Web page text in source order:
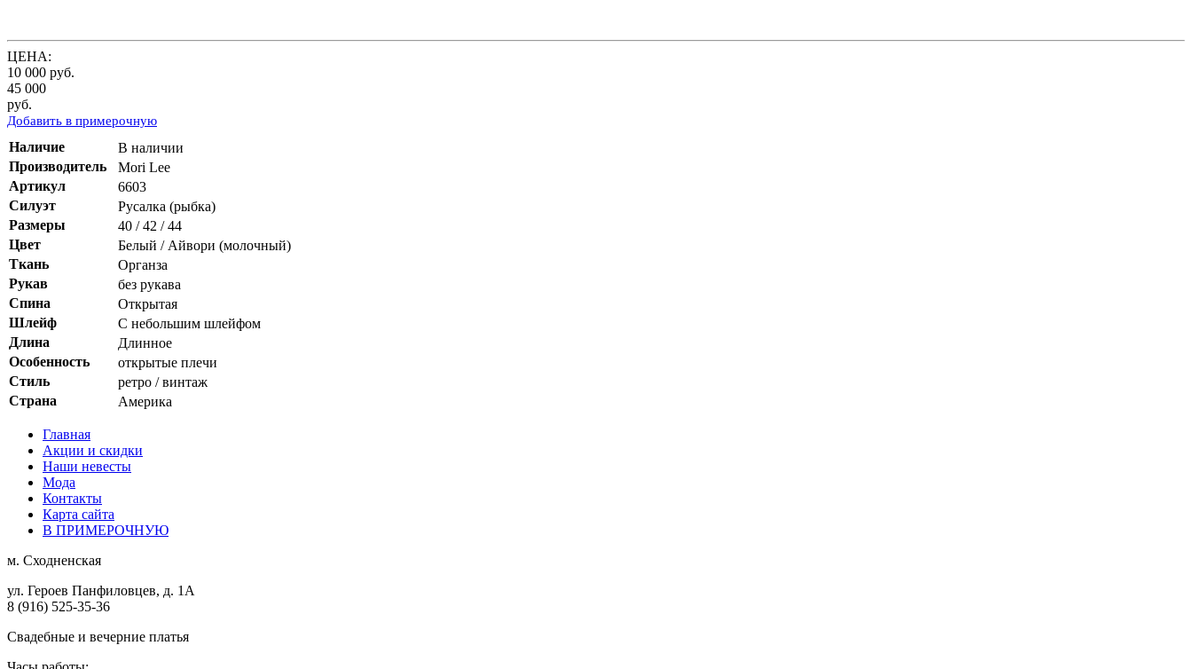
ЦЕНА:
10 000 руб.
45 000
руб.
Добавить в примерочную
Наличие
В наличии
Производитель
Mori Lee
Артикул
6603
Силуэт
Русалка (рыбка)
Размеры
40 / 42 / 44
Цвет
Белый / Айвори (молочный)
Ткань
Органза
Рукав
без рукава
Спина
Открытая
Шлейф
С небольшим шлейфом
Длина
Длинное
Особенность
открытые плечи
Стиль
ретро / винтаж
Страна
Америка
Главная
Акции и скидки
Наши невесты
Мода
Контакты
Карта сайта
В ПРИМЕРОЧНУЮ
м. Сходненская
ул. Героев Панфиловцев, д. 1А
8 (916) 525-35-36
Свадебные и вечерние платья